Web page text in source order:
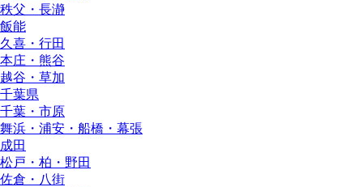
秩父・長瀞
飯能
久喜・行田
本庄・熊谷
越谷・草加
千葉県
千葉・市原
舞浜・浦安・船橋・幕張
成田
松戸・柏・野田
佐倉・八街